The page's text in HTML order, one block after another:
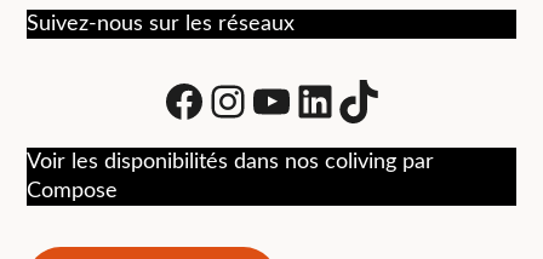
Suivez-nous sur les réseaux
Facebook
Instagram
Youtube
LinkedIn
tiktok
Voir les disponibilités dans nos coliving par
Compose